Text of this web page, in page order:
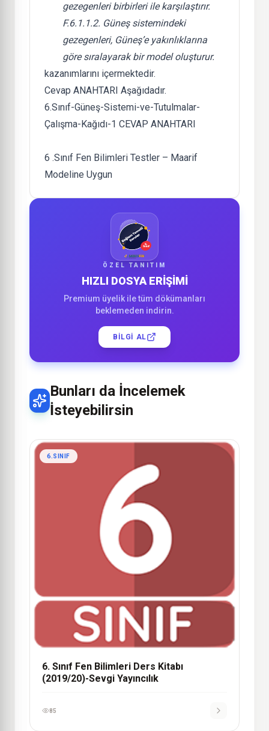
gezegenleri birbirleri ile karşılaştırır.
F.6.1.1.2. Güneş sistemindeki
gezegenleri, Güneş’e yakınlıklarına
göre sıralayarak bir model oluşturur.
kazanımlarını içermektedir.
Cevap ANAHTARI Aşağıdadır.
6.Sınıf-Güneş-Sistemi-ve-Tutulmalar-
Çalışma-Kağıdı-1 CEVAP ANAHTARI
6 .Sınıf Fen Bilimleri Testler – Maarif
Modeline Uygun
ÖZEL TANITIM
HIZLI DOSYA ERİŞİMİ
Premium üyelik ile tüm dökümanları
beklemeden indirin.
BILGI AL
Bunları da İncelemek
İsteyebilirsin
6.SINIF
6. Sınıf Fen Bilimleri Ders Kitabı
(2019/20)-Sevgi Yayıncılık
85